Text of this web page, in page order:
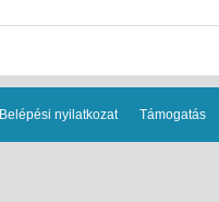
Belépési nyilatkozat Támogatás